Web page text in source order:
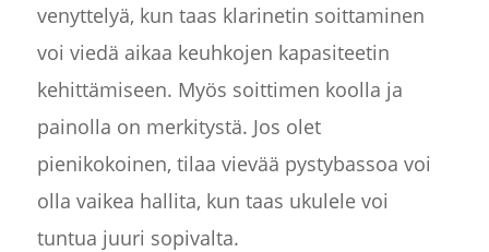
venyttelyä, kun taas klarinetin soittaminen
voi viedä aikaa keuhkojen kapasiteetin
kehittämiseen. Myös soittimen koolla ja
painolla on merkitystä. Jos olet
pienikokoinen, tilaa vievää pystybassoa voi
olla vaikea hallita, kun taas ukulele voi
tuntua juuri sopivalta.